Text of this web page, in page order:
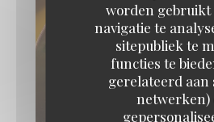
worden gebruikt
navigatie te
sitepubliek te
functies te
gerelateerd aan
netwerken)